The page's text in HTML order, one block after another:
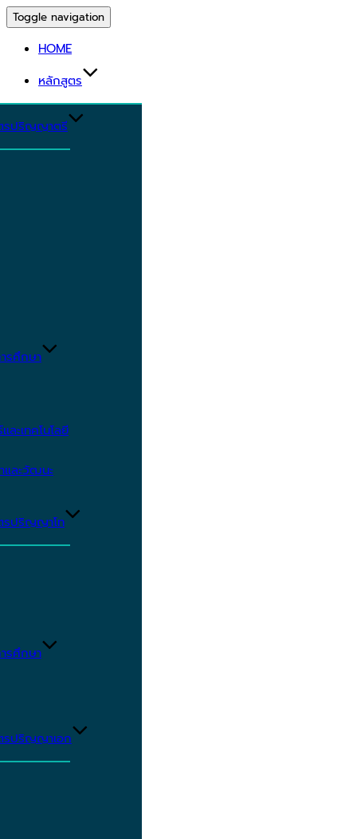
Toggle navigation
HOME
หลักสูตร
รปริญญาตรี
รศึกษา
ะเทคโนโลยี
และวัฒนะ
รปริญญาโท
รศึกษา
รปริญญาเอก